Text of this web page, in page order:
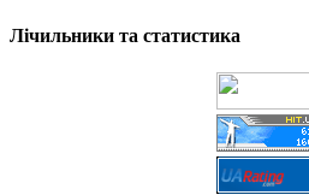
Лічильники та статистика